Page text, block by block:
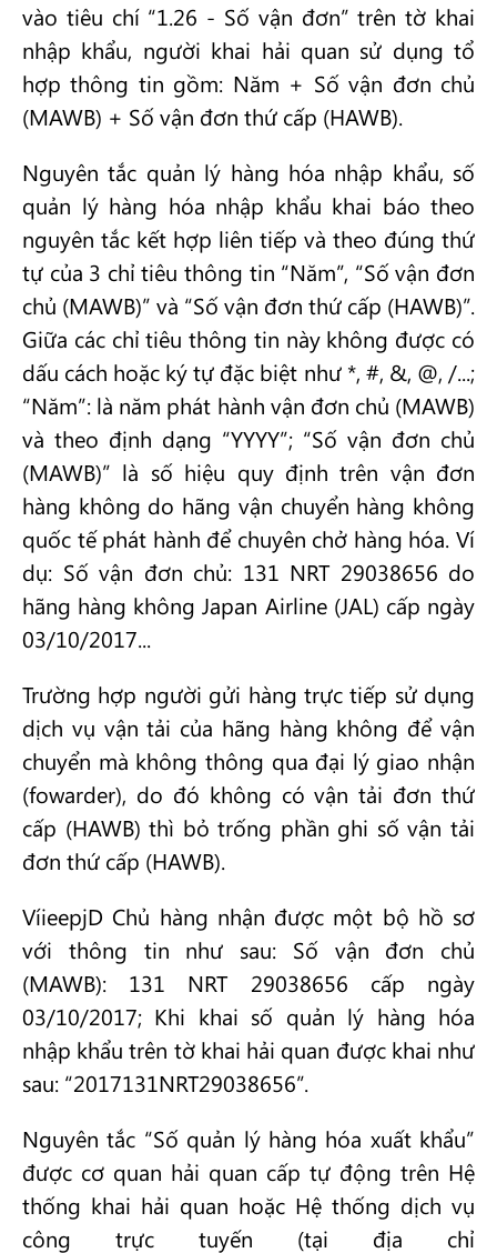
vào tiêu chí “1.26 - Số vận đơn” trên tờ khai
nhập khẩu, người khai hải quan sử dụng tổ
hợp thông tin gồm: Năm + Số vận đơn chủ
(MAWB) + Số vận đơn thứ cấp (HAWB).
Nguyên tắc quản lý hàng hóa nhập khẩu, số
quản lý hàng hóa nhập khẩu khai báo theo
nguyên tắc kết hợp liên tiếp và theo đúng thứ
tự của 3 chỉ tiêu thông tin “Năm”, “Số vận đơn
chủ (MAWB)” và “Số vận đơn thứ cấp (HAWB)”.
Giữa các chỉ tiêu thông tin này không được có
dấu cách hoặc ký tự đặc biệt như *, #, &, @, /...;
“Năm”: là năm phát hành vận đơn chủ (MAWB)
và theo định dạng “YYYY”; “Số vận đơn chủ
(MAWB)” là số hiệu quy định trên vận đơn
hàng không do hãng vận chuyển hàng không
quốc tế phát hành để chuyên chở hàng hóa. Ví
dụ: Số vận đơn chủ: 131 NRT 29038656 do
hãng hàng không Japan Airline (JAL) cấp ngày
03/10/2017...
Trường hợp người gửi hàng trực tiếp sử dụng
dịch vụ vận tải của hãng hàng không để vận
chuyển mà không thông qua đại lý giao nhận
(fowarder), do đó không có vận tải đơn thứ
cấp (HAWB) thì bỏ trống phần ghi số vận tải
đơn thứ cấp (HAWB).
VíieepjD Chủ hàng nhận được một bộ hồ sơ
với thông tin như sau: Số vận đơn chủ
(MAWB): 131 NRT 29038656 cấp ngày
03/10/2017; Khi khai số quản lý hàng hóa
nhập khẩu trên tờ khai hải quan được khai như
sau: “2017131NRT29038656”.
Nguyên tắc “Số quản lý hàng hóa xuất khẩu”
được cơ quan hải quan cấp tự động trên Hệ
thống khai hải quan hoặc Hệ thống dịch vụ
công trực tuyến (tại địa chỉ